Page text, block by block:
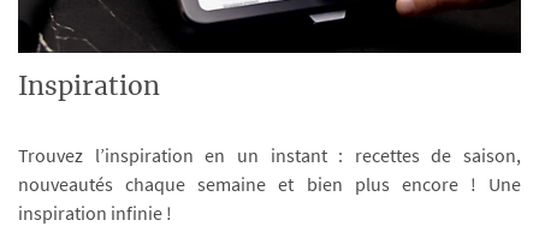
Inspiration
Trouvez l’inspiration en un instant : recettes de saison,
nouveautés chaque semaine et bien plus encore ! Une
inspiration infinie !